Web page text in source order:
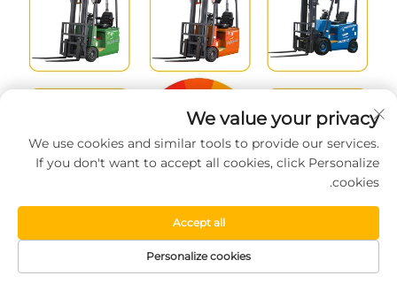
We value your privacy
We use cookies and similar tools to provide our services.
If you don't want to accept all cookies, click Personalize
cookies.
Personalize cookies
Accept all